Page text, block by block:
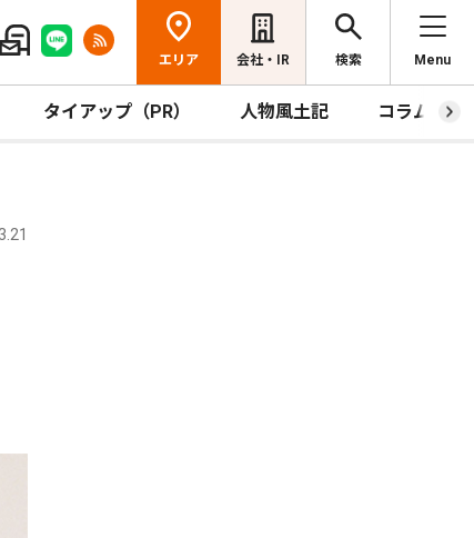
エリア 会社・IR 検索 Menu
タイアップ（PR） 人物風土記 コラム